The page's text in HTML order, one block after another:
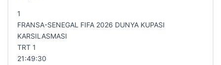
1
FRANSA-SENEGAL FIFA 2026 DUNYA KUPASI
KARSILASMASI
TRT 1
21:49:30